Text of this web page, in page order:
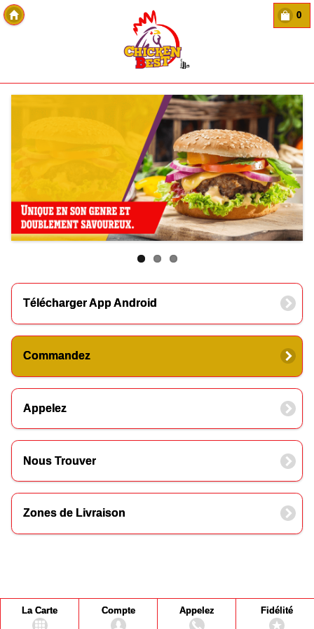
0
Télécharger App Android
Commandez
Appelez
Nous Trouver
Zones de Livraison
La Carte Compte Appelez Fidélité
Copyright Des-click